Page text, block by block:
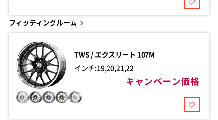
フィッティングルーム
TWS / エクスリート 107M
インチ:19,20,21,22
キャンペーン価格